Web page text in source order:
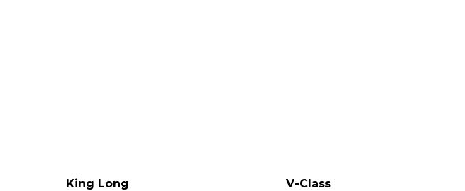
King Long V-Class